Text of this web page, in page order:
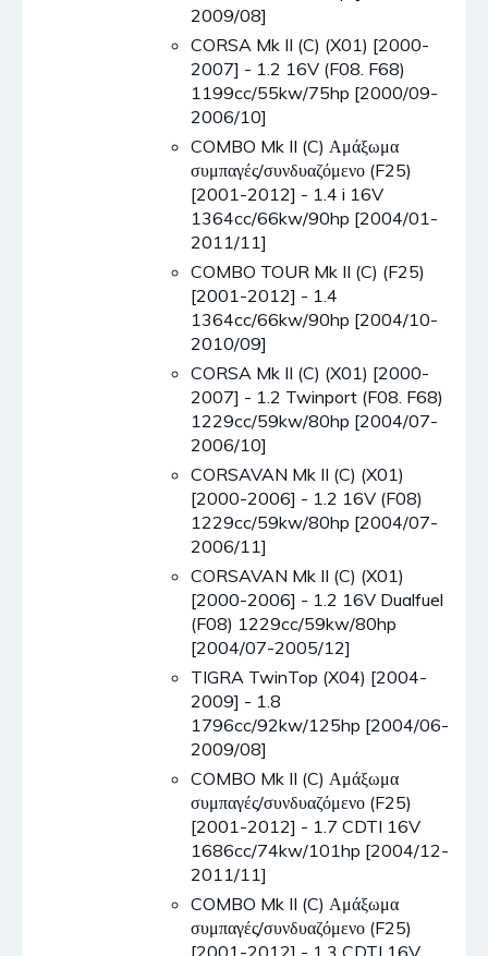
2009/08]
CORSA Mk II (C) (X01) [2000-
2007] - 1.2 16V (F08. F68)
1199cc/55kw/75hp [2000/09-
2006/10]
COMBO Mk II (C) Αμάξωμα
συμπαγές/συνδυαζόμενο (F25)
[2001-2012] - 1.4 i 16V
1364cc/66kw/90hp [2004/01-
2011/11]
COMBO TOUR Mk II (C) (F25)
[2001-2012] - 1.4
1364cc/66kw/90hp [2004/10-
2010/09]
CORSA Mk II (C) (X01) [2000-
2007] - 1.2 Twinport (F08. F68)
1229cc/59kw/80hp [2004/07-
2006/10]
CORSAVAN Mk II (C) (X01)
[2000-2006] - 1.2 16V (F08)
1229cc/59kw/80hp [2004/07-
2006/11]
CORSAVAN Mk II (C) (X01)
[2000-2006] - 1.2 16V Dualfuel
(F08) 1229cc/59kw/80hp
[2004/07-2005/12]
TIGRA TwinTop (X04) [2004-
2009] - 1.8
1796cc/92kw/125hp [2004/06-
2009/08]
COMBO Mk II (C) Αμάξωμα
συμπαγές/συνδυαζόμενο (F25)
[2001-2012] - 1.7 CDTI 16V
1686cc/74kw/101hp [2004/12-
2011/11]
COMBO Mk II (C) Αμάξωμα
συμπαγές/συνδυαζόμενο (F25)
[2001-2012] - 1.3 CDTI 16V